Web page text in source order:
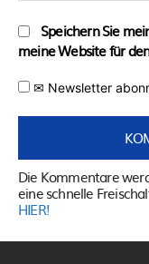
Speichern Sie
meine Website für
✉ Newsletter
Die Kommentare
eine schnelle
HIER!